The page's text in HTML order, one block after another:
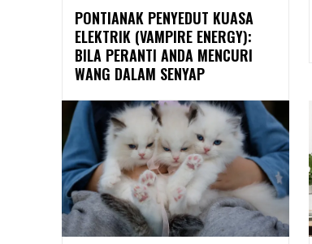
PONTIANAK PENYEDUT KUASA
ELEKTRIK (VAMPIRE ENERGY):
BILA PERANTI ANDA MENCURI
WANG DALAM SENYAP